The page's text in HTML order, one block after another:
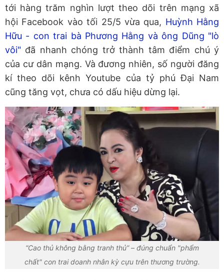
tới hàng trăm nghìn lượt theo dõi trên mạng xã
hội Facebook vào tối 25/5 vừa qua, Huỳnh Hằng
Hữu - con trai bà Phương Hằng và ông Dũng "lò
vôi" đã nhanh chóng trở thành tâm điểm chú ý
của cư dân mạng. Và đương nhiên, số người đăng
kí theo dõi kênh Youtube của tỷ phú Đại Nam
cũng tăng vọt, chưa có dấu hiệu dừng lại.
“Cao thủ không bằng tranh thủ” – đúng chuẩn "phẩm
chất" con trai doanh nhân kỳ cựu trên thương trường.